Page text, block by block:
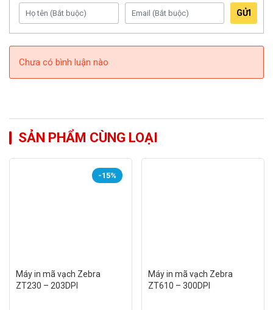
Bluetooth (option)
tưởng cho các doanh nghiệp, cửa hàng có nhu cầu in ấn
tem nhãn mã vạch. Hãy liên hệ chúng tôi để được tư vấn
GỬI
Chưa có bình luận nào
SẢN PHẨM CÙNG LOẠI
-15%
Máy in mã vạch Zebra
ZT230 – 203DPI
Máy in mã vạch Zebra
ZT610 – 300DPI